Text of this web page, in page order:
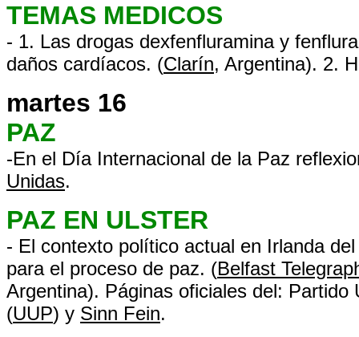
TEMAS MEDICOS
- 1. Las drogas dexfenfluramina y
daños cardíacos. (Clarín, Argentina). 2.
martes 16
PAZ
-En el Día Internacional de la Paz
Unidas.
PAZ EN ULSTER
- El contexto político actual en Irlanda
para el proceso de paz. (Belfast
Argentina). Páginas oficiales del: Partido
(UUP) y Sinn Fein.